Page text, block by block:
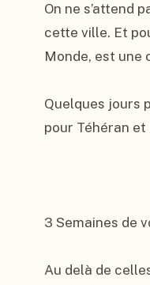
On ne s’attend
cette ville. Et
Monde, est une
Quelques jours
pour Téhéran
3 Semaines de
Au delà de